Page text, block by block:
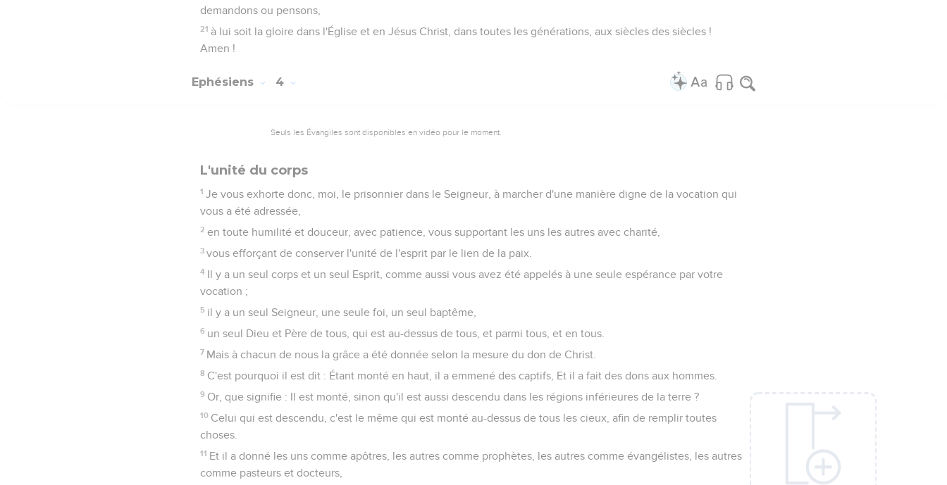
demandons ou pensons,
21 à lui soit la gloire dans l'Église et en Jésus Christ, dans toutes les générations, aux siècles des siècles !
Amen !
Ephésiens 4
Seuls les Évangiles sont disponibles en vidéo pour le moment.
L'unité du corps
1 Je vous exhorte donc, moi, le prisonnier dans le Seigneur, à marcher d'une manière digne de la vocation qui
vous a été adressée,
2 en toute humilité et douceur, avec patience, vous supportant les uns les autres avec charité,
3 vous efforçant de conserver l'unité de l'esprit par le lien de la paix.
4 Il y a un seul corps et un seul Esprit, comme aussi vous avez été appelés à une seule espérance par votre
vocation ;
5 il y a un seul Seigneur, une seule foi, un seul baptême,
6 un seul Dieu et Père de tous, qui est au-dessus de tous, et parmi tous, et en tous.
7 Mais à chacun de nous la grâce a été donnée selon la mesure du don de Christ.
8 C'est pourquoi il est dit : Étant monté en haut, il a emmené des captifs, Et il a fait des dons aux hommes.
9 Or, que signifie : Il est monté, sinon qu'il est aussi descendu dans les régions inférieures de la terre ?
10 Celui qui est descendu, c'est le même qui est monté au-dessus de tous les cieux, afin de remplir toutes
choses.
11 Et il a donné les uns comme apôtres, les autres comme prophètes, les autres comme évangélistes, les autres
comme pasteurs et docteurs,